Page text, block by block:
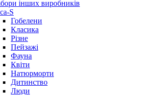
інших виробників
S
Гобелени
Класика
Різне
Пейзажі
Фауна
Квіти
Натюрморти
Дитинство
Люди